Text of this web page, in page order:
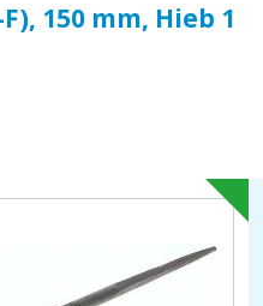
150 mm, Hieb 1